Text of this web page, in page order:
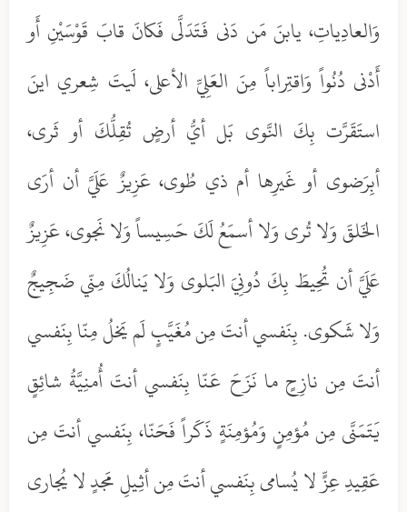
وَالعادِياتِ، يابنَ مَن دَنى فَتَدَلَّى فَكانَ قابَ قَوْسَيْنِ أَو
أَدْنى دُنُواً وَاقتِراباً مِنَ العَلِيِّ الأعلى، لَيتَ شِعري اينَ
استَقَرَّت بِكَ النَّوى بَل أيُّ أرضٍ تُقِلُّكَ أو ثَرى،
أبِرَضوى أو غَيرِها أم ذي طُوى، عَزِيزٌ عَلَيَّ أن أرَى
الخَلقَ وَلا تُرى وَلا أسمَعُ لَكَ حَسِيساً وَلا نَجوى، عَزِيزٌ
عَلَيَّ أن تُحِيطَ بِكَ دُونِيَ البَلوى وَلا يَنالُكَ مِنّي ضَجِيجٌ
وَلا شَكوى. بِنَفسي أنتَ مِن مُغَيَّبٍ لَم يَخلُ مِنّا بِنَفسي
أنتَ مِن نازِحٍ ما نَزَحَ عَنّا بِنَفسي أنتَ أُمنِيَّةُ شائِقٍ
يَتَمَنَّى مِن مُؤمِنٍ وَمُؤمِنَةٍ ذَكَراً فَحَنّا، بِنَفسي أنتَ مِن
عَقِيدِ عِزٍّ لا يُسامى بِنَفسي أنتَ مِن أثِيلِ مَجدٍ لا يُجارى